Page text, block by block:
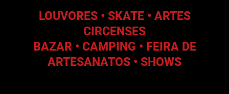
LOUVORES • SKATE • ARTES
CIRCENSES
BAZAR • CAMPING • FEIRA DE
ARTESANATOS • SHOWS